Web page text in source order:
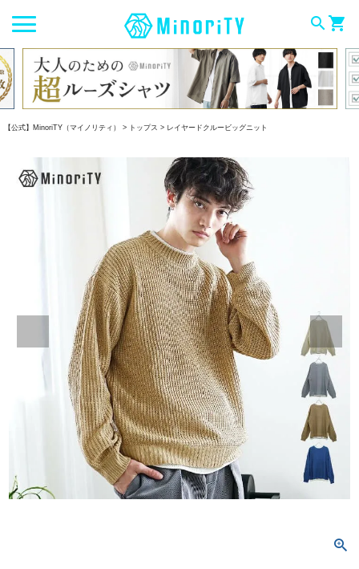
searchshopping_cart
【公式】MinoriTY（マイノリティ） トップス レイヤードクルービッグニット